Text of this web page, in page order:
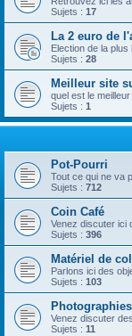
Sujets : 17
La 2 euro de
Election de la
Sujets : 28
Meilleur site
quel est le
Sujets : 1
Pot-Pourri
Tout ce qui ne va
Sujets : 712
Coin Café
Venez discuter ici
Sujets : 396
Matériel de
Parlons ici des
Sujets : 103
Venez discuter
Sujets : 11